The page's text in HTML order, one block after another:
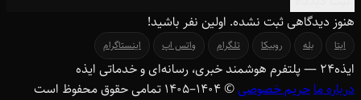
هنوز دیدگاهی ثبت نشده. اولین نفر باشید!
ایتا بله روبیکا تلگرام واتس اپ اینستاگرام
ایذه۲۴ — پلتفرم هوشمند خبری، رسانه‌ای و خدماتی ایذه
درباره ماحریم خصوصی© ۱۴۰۴–1405 تمامی حقوق محفوظ است